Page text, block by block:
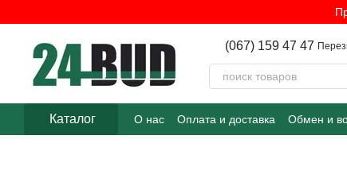
(067) 159 47 47
Каталог О нас Оплата и доставка Обмен и